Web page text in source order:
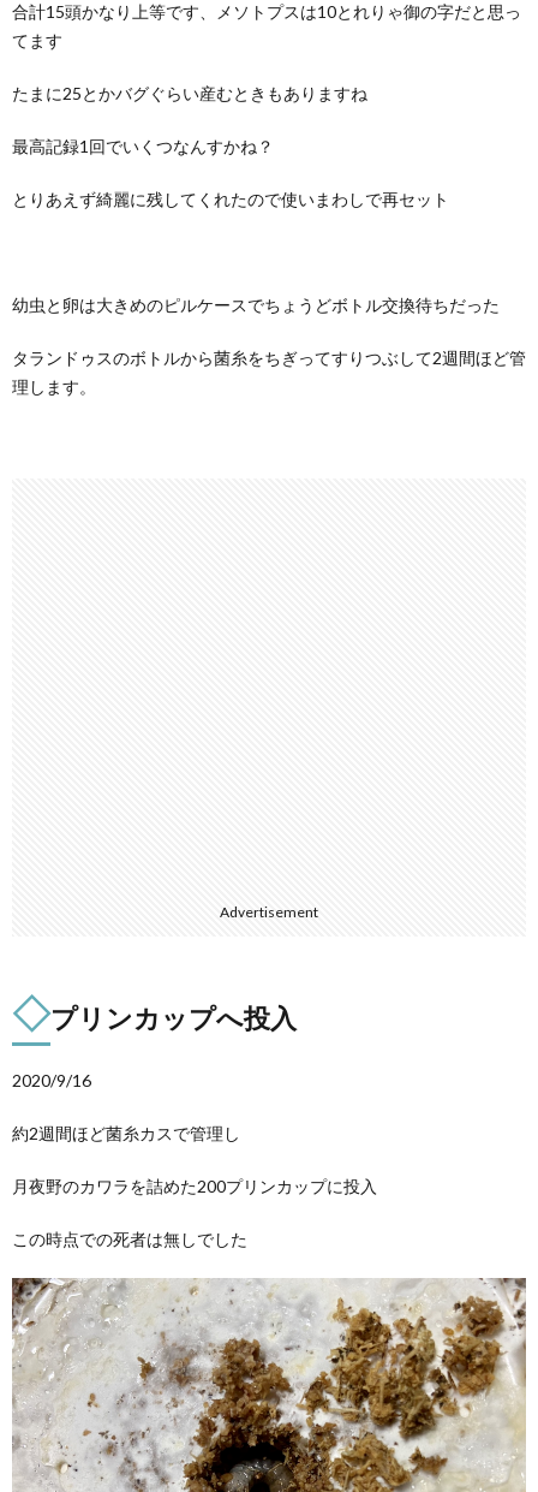
合計15頭かなり上等です、メソトプスは10とれりゃ御の字だと思っ
てます
たまに25とかバグぐらい産むときもありますね
最高記録1回でいくつなんすかね？
とりあえず綺麗に残してくれたので使いまわしで再セット
幼虫と卵は大きめのピルケースでちょうどボトル交換待ちだった
タランドゥスのボトルから菌糸をちぎってすりつぶして2週間ほど管
理します。
Advertisement
◇プリンカップへ投入
2020/9/16
約2週間ほど菌糸カスで管理し
月夜野のカワラを詰めた200プリンカップに投入
この時点での死者は無しでした